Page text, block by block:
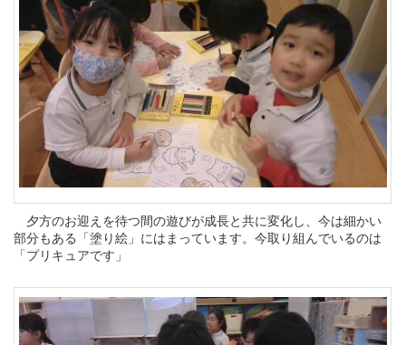
夕方のお迎えを待つ間の遊びが成長と共に変化し、今は細かい
部分もある「塗り絵」にはまっています。今取り組んでいるのは
「プリキュアです」